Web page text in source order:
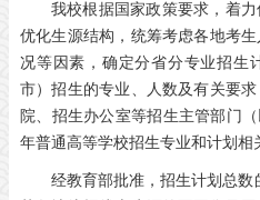
我校根据国家政策要求，着
优化生源结构，统筹考虑各地考
况等因素，确定分省分专业招生
市）招生的专业、人数及有关要
院、招生办公室等招生主管部门
年普通高等学校招生专业和计划相
经教育部批准，招生计划总数